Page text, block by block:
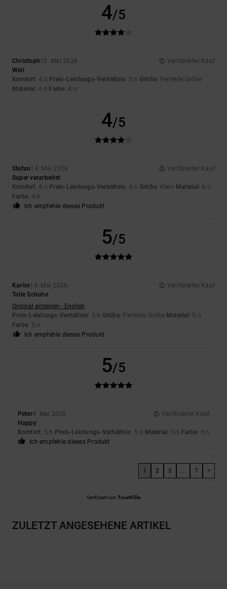
4/5
Christoph15. Mai 2026
Verifizierter Kauf
Weil
Komfort: 4/5 Preis-Leistungs-Verhältnis: 5/5 Größe: Perfekte Größe
Material: 4 /5 Farbe: 4/5
4/5
Stefan14. Mai 2026
Verifizierter Kauf
Super verarbeitet
Komfort: 4/5 Preis-Leistungs-Verhältnis: 4/5 Größe: Klein Material: 4 /5
Farbe: 4/5
Ich empfehle dieses Produkt
5/5
Kariss14. Mai 2026
Verifizierter Kauf
Tolle Schuhe
Original anzeigen - English
Preis-Leistungs-Verhältnis: 5/5 Größe: Perfekte Größe Material: 5 /5
Farbe: 5/5
Ich empfehle dieses Produkt
5/5
Peter4. Mai 2026
Verifizierter Kauf
Happy
Komfort: 5/5 Preis-Leistungs-Verhältnis: 5/5 Material: 5/5 Farbe: 5/5
Ich empfehle dieses Produkt
1 2 3 7 >
Verifiziert von TrustVille
ZULETZT ANGESEHENE ARTIKEL